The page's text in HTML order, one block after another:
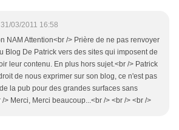
31/03/2011 16:58
NAM Attention<br /> Prière de ne pas renvoyer
Blog De Patrick vers des sites qui imposent de
leur contenu. En plus hors sujet.<br /> Patrick
de nous exprimer sur son blog, ce n'est pas
la pub pour des grandes surfaces sans
> Merci, Merci beaucoup...<br /> <br /> <br />